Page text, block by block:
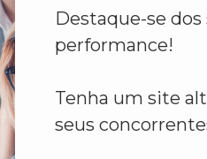
Destaque-se
performance!
Tenha um site
seus